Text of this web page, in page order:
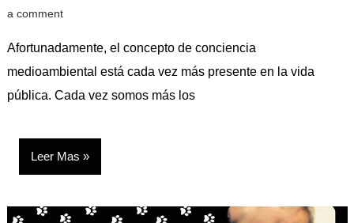
a comment
Afortunadamente, el concepto de conciencia
medioambiental está cada vez más presente en la vida
pública. Cada vez somos más los
Leer Mas